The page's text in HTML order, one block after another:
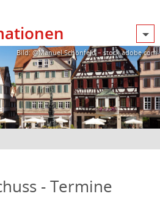
Bild: @Manuel Schönfeld – stock.adobe.com
- Termine